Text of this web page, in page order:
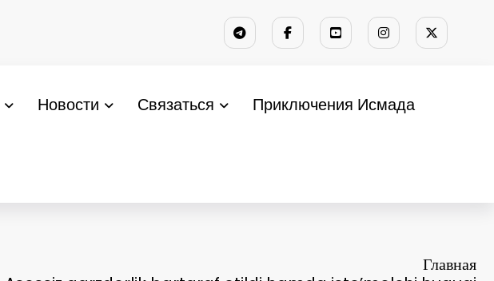
Новости Связаться Приключения Исмада
Главная